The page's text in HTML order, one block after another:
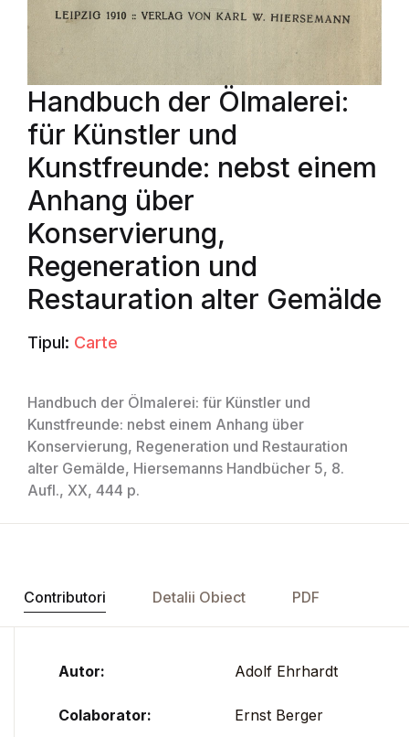
Handbuch der Ölmalerei:
für Künstler und
Kunstfreunde: nebst einem
Anhang über
Konservierung,
Regeneration und
Restauration alter Gemälde
Tipul: Carte
Handbuch der Ölmalerei: für Künstler und
Kunstfreunde: nebst einem Anhang über
Konservierung, Regeneration und Restauration
alter Gemälde, Hiersemanns Handbücher 5, 8.
Aufl., XX, 444 p.
Contributori Detalii Obiect PDF
Autor: Adolf Ehrhardt
Colaborator: Ernst Berger